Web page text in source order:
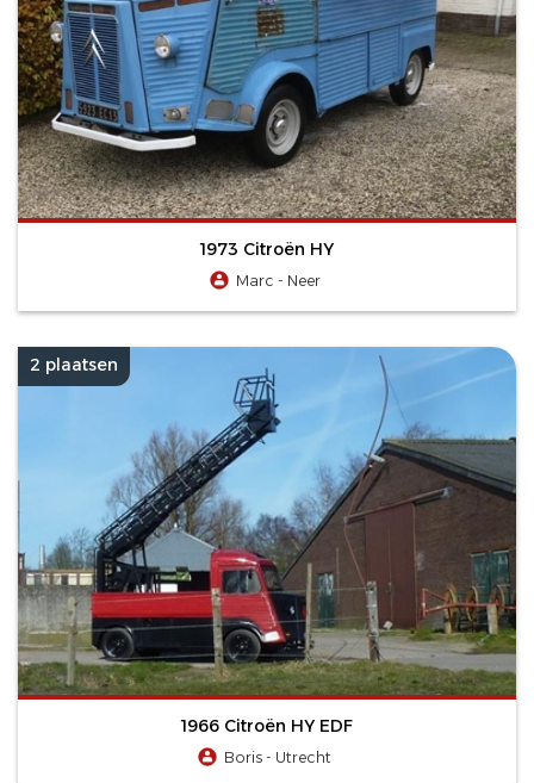
1973 Citroën HY
Marc - Neer
2 plaatsen
1966 Citroën HY EDF
Boris - Utrecht